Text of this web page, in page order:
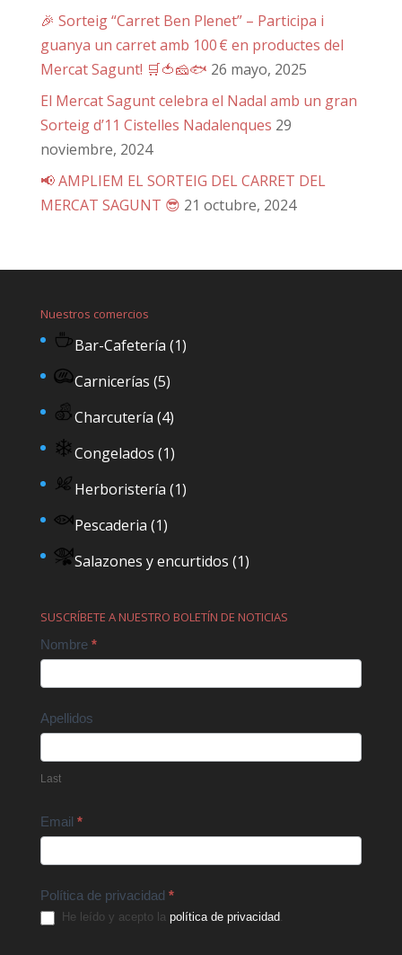
🎉 Sorteig “Carret Ben Plenet” – Participa i
guanya un carret amb 100 € en productes del
Mercat Sagunt! 🛒🍅🧀🐟 26 mayo, 2025
El Mercat Sagunt celebra el Nadal amb un gran
Sorteig d’11 Cistelles Nadalenques 29
noviembre, 2024
📢 AMPLIEM EL SORTEIG DEL CARRET DEL
MERCAT SAGUNT 😎 21 octubre, 2024
Nuestros comercios
Bar-Cafetería (1)
Carnicerías (5)
Charcutería (4)
Congelados (1)
Herboristería (1)
Pescaderia (1)
Salazones y encurtidos (1)
SUSCRÍBETE A NUESTRO BOLETÍN DE NOTICIAS
Contact
Nombre *
Apellidos
Last
Email *
Política de privacidad *
He leído y acepto la política de privacidad.